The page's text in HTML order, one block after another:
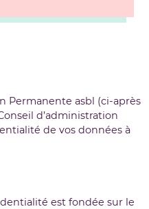
Permanente asbl (ci-après
d’administration
de vos données à
est fondée sur le